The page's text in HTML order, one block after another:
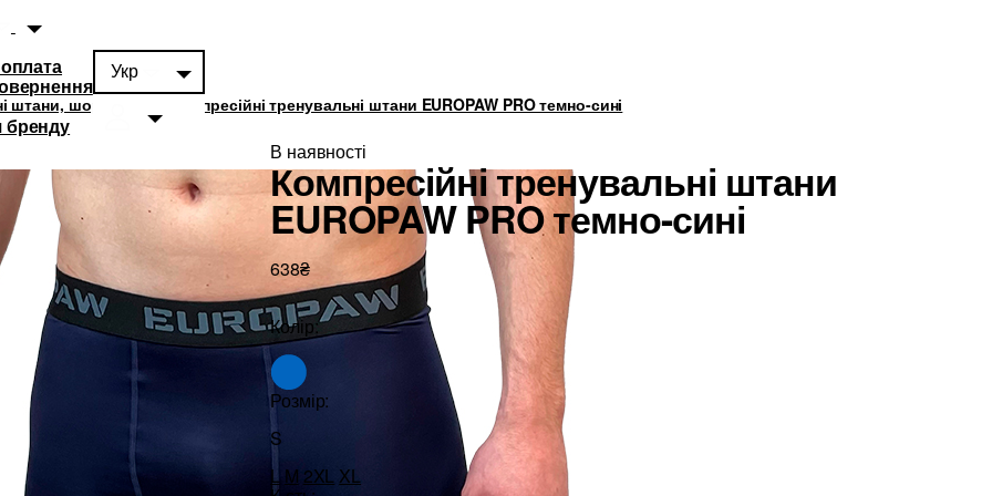
бренду
Укр
0
штани, шорти, треки Компресійні тренувальні штани EUROPAW PRO темно-сині
В наявності
Компресійні тренувальні штани
EUROPAW PRO темно-сині
638₴
Колір:
Розмір:
S
L M 2XLXL